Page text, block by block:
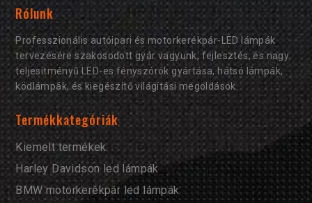
Rólunk
Professzionális autóipari és motorkerékpár-LED lámpák
tervezésére szakosodott gyár vagyunk, fejlesztés, és nagy
teljesítményű LED-es fényszórók gyártása, hátsó lámpák,
ködlámpák, és kiegészítő világítási megoldások.
Termékkategóriák
Kiemelt termékek
Harley Davidson led lámpák
BMW motorkerékpár led lámpák